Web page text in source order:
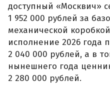
доступный «Москвич»
1 952 000 рублей за
механической
исполнение 2026 года
2 040 000 рублей, а в
нынешнего года
2 280 000 рублей.